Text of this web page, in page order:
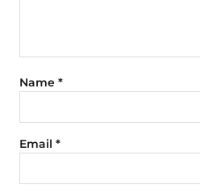
Name *
Email *